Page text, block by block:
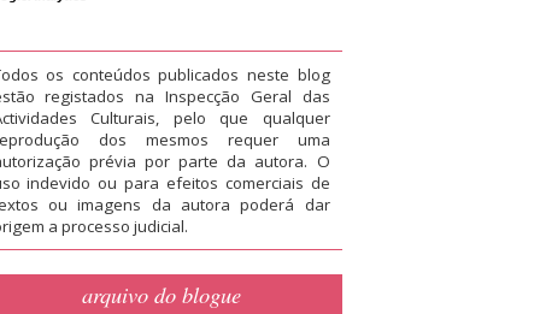
os conteúdos publicados neste blog
registados na Inspecção Geral das
Culturais, pelo que qualquer
dos mesmos requer uma
prévia por parte da autora. O
indevido ou para efeitos comerciais de
ou imagens da autora poderá dar
a processo judicial.
arquivo do blogue